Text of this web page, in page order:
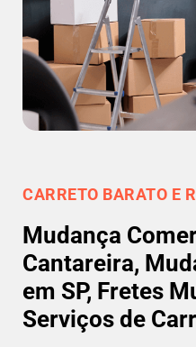
CARRETO BARATO E
Mudança
Cantareira,
em SP, Fretes
Serviços de